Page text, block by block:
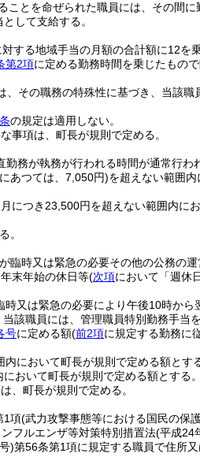
とを命ぜられた職員には、その間
して支給する。
する地域手当の月額の合計額に12を
第2項に定める勤務時間を乗じたもので
その職務の特殊性に基づき、当該
の規定は適用しない。
事項は、町長が規則で定める。
勤務が執務が行われる時間が通常行
あつては、7,050円)を超えない範囲
につき23,500円を超えない範囲内に
。
臨時又は緊急の必要その他の公務の運
末年始の休日等(次項において「週休
又は緊急の必要により午後10時から
該職員には、管理職員特別勤務手当を
号に定める額(前2項に規定する勤務に
において町長が規則で定める額とする
おいて町長が規則で定める額とする。
、町長が規則で定める。
1項(武力攻撃事態等における国民の保
フルエンザ等対策特別措置法(平成24
)第56条第1項に規定する職員で住所